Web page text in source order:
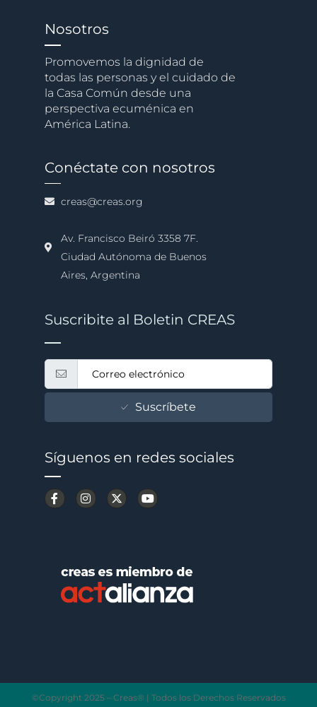
Nosotros
Promovemos la dignidad de
todas las personas y el cuidado de
la Casa Común desde una
perspectiva ecuménica en
América Latina.
Conéctate con nosotros
creas@creas.org
Av. Francisco Beiró 3358 7F.
Ciudad Autónoma de Buenos
Aires, Argentina
Suscribite al Boletin CREAS
Suscríbete
Síguenos en redes sociales
©Copyright 2025 – Creas® | Todos los Derechos Reservados